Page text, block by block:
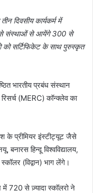
दिवसीय कार्यकर्म में
संस्थाओं से आयेंगे 300 से
कोसर्टिफिकेट केसाथ पुरुस्कृत
भारतीय प्रबंध संस्थान
(MERC) कॉन्क्लेव का
के प्रीमियर इंस्टीट्यूट जैसे
हिन्दू विश्वविद्यालय,
(विद्वान) भाग लेंगे।
720 से ज़्यादा स्कॉलरो ने